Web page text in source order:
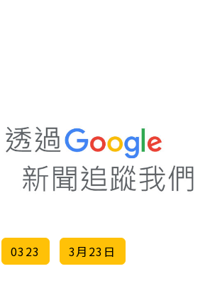
0323 3月23日